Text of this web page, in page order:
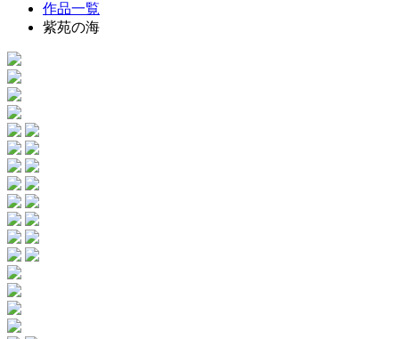
作品一覧
紫苑の海